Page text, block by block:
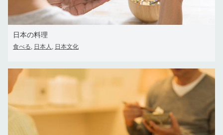
日本の料理
食べる 日本人 日本文化